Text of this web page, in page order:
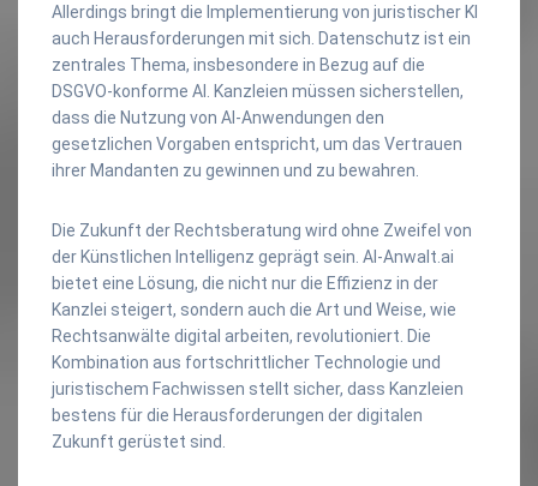
Allerdings bringt die Implementierung von juristischer KI
auch Herausforderungen mit sich. Datenschutz ist ein
zentrales Thema, insbesondere in Bezug auf die
DSGVO-konforme AI. Kanzleien müssen sicherstellen,
dass die Nutzung von AI-Anwendungen den
gesetzlichen Vorgaben entspricht, um das Vertrauen
ihrer Mandanten zu gewinnen und zu bewahren.
Die Zukunft der Rechtsberatung wird ohne Zweifel von
der Künstlichen Intelligenz geprägt sein. AI-Anwalt.ai
bietet eine Lösung, die nicht nur die Effizienz in der
Kanzlei steigert, sondern auch die Art und Weise, wie
Rechtsanwälte digital arbeiten, revolutioniert. Die
Kombination aus fortschrittlicher Technologie und
juristischem Fachwissen stellt sicher, dass Kanzleien
bestens für die Herausforderungen der digitalen
Zukunft gerüstet sind.